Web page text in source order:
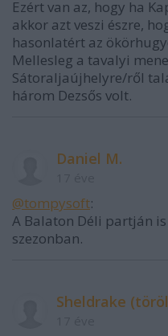
Ezért van az, hogy ha
akkor azt veszi észre,
hasonlatért az
Mellesleg a tavalyi
Sátoraljaújhelyre/ről
három Dezsős volt.
Daniel M.
@tompysoft:
A Balaton Déli partján
szezonban.
Sheldrake